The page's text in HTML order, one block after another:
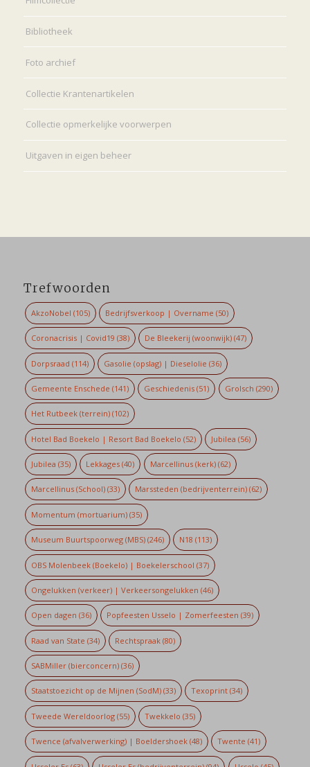
Bibliotheek
Foto archief
Collectie Krantenartikelen
Collectie opmerkelijke voorwerpen
Uitgaven in eigen beheer
Trefwoorden
AkzoNobel (105) Bedrijfsverkoop | Overname (50)
Coronacrisis | Covid19 (38) De Bleekerij (woonwijk) (47)
Dorpsraad (114) Gasolie (opslag) | Dieselolie (36)
Gemeente Enschede (141) Geschiedenis (51) Grolsch (290)
Het Rutbeek (terrein)(102)
Hotel Bad Boekelo | Resort Bad Boekelo (52) Jubilea (56)
Jubilea (35) Lekkages (40) Marcellinus (kerk)(62)
Marcellinus (School)(33) Marssteden (bedrijventerrein) (62)
Momentum (mortuarium)(35)
Museum Buurtspoorweg (MBS)(246) N18 (113)
OBS Molenbeek (Boekelo) | Boekelerschool (37)
Ongelukken (verkeer) | Verkeersongelukken (46)
Open dagen (36) Popfeesten Usselo | Zomerfeesten (39)
Raad van State (34) Rechtspraak (80)
SABMiller (bierconcern)(36)
Staatstoezicht op de Mijnen (SodM)(33) Texoprint (34)
Tweede Wereldoorlog(55) Twekkelo (35)
Twence (afvalverwerking) | Boeldershoek(48) Twente (41)